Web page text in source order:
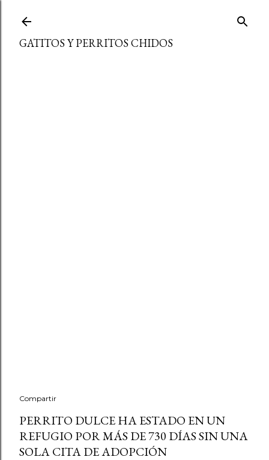
GATITOS Y PERRITOS CHIDOS
Compartir
PERRITO DULCE HA ESTADO EN UN
REFUGIO POR MÁS DE 730 DÍAS SIN UNA
SOLA CITA DE ADOPCIÓN